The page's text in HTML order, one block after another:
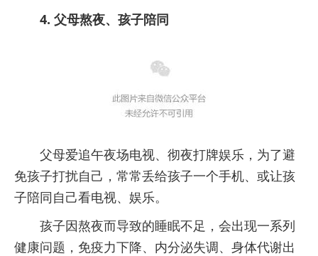
4. 父母熬夜、孩子陪同
父母爱追午夜场电视、彻夜打牌娱乐，为了避
免孩子打扰自己，常常丢给孩子一个手机、或让孩
子陪同自己看电视、娱乐。
孩子因熬夜而导致的睡眠不足，会出现一系列
健康问题，免疫力下降、内分泌失调、身体代谢出